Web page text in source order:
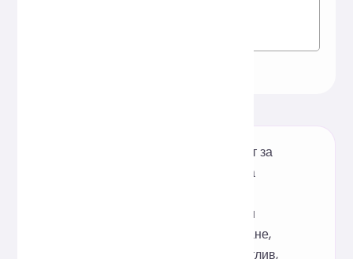
Този безплатен онлайн инструмент за
форматиране на HTML, базиран на
поддържа разкрасяване, отстъпи и
компресия на HTML с едно щракване,
което прави кода по-ясен и по-четлив,